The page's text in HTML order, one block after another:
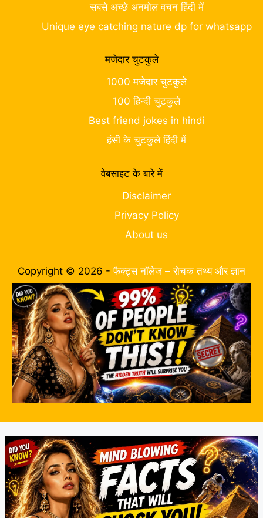
सबसे अच्छे अनमोल वचन हिंदी में
Unique eye catching nature dp for whatsapp
मजेदार चुटकुले
1000 मजेदार चुटकुले
100 हिन्दी चुटकुले
Best friend jokes in hindi
हंसी के चुटकुले हिंदी में
वेबसाइट के बारे में
Disclaimer
Privacy Policy
About us
Copyright © 2026 -फैक्ट्स नॉलेज – रोचक तथ्य और ज्ञान